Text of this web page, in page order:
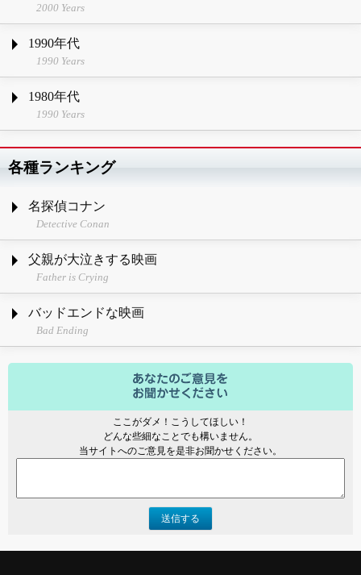
2000 Years
1990年代
1990 Years
1980年代
1990 Years
各種ランキング
名探偵コナン
Detective Conan
父親が大泣きする映画
Father is Crying
バッドエンドな映画
Bad Ending
ここがダメ！こうしてほしい！
どんな些細なことでも構いません。
当サイトへのご意見を是非お聞かせください。
送信する